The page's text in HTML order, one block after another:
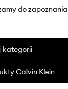
do
kategorii
Calvin Klein